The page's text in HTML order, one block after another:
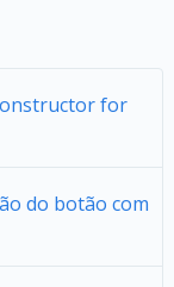
for
do botão com